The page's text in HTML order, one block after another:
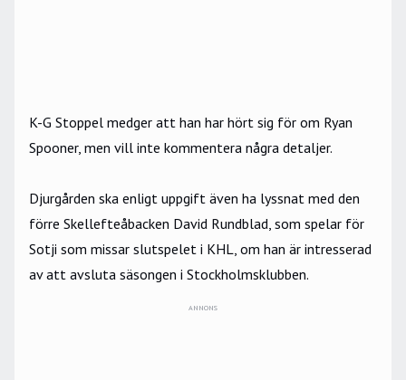
K-G Stoppel medger att han har hört sig för om Ryan
Spooner, men vill inte kommentera några detaljer.
Djurgården ska enligt uppgift även ha lyssnat med den
förre Skellefteåbacken David Rundblad, som spelar för
Sotji som missar slutspelet i KHL, om han är intresserad
av att avsluta säsongen i Stockholmsklubben.
ANNONS